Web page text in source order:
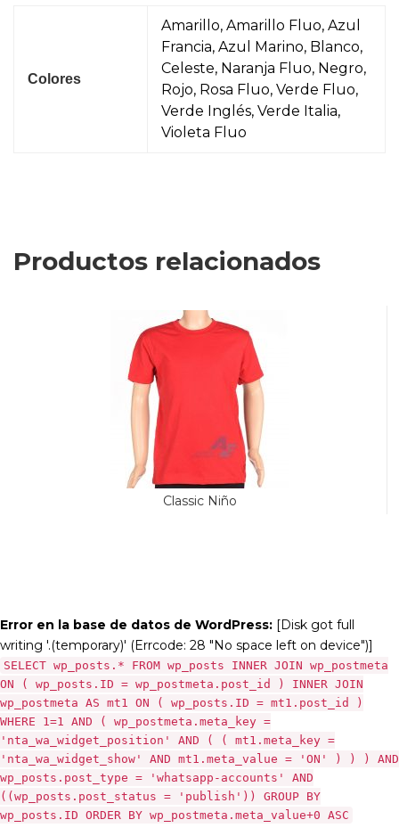
Colores
Amarillo, Amarillo Fluo, Azul
Francia, Azul Marino, Blanco,
Celeste, Naranja Fluo, Negro,
Rojo, Rosa Fluo, Verde Fluo,
Verde Inglés, Verde Italia,
Violeta Fluo
Productos relacionados
Classic Niño
Error en la base de datos de WordPress: [Disk got full
writing '.(temporary)' (Errcode: 28 "No space left on device")]
SELECT wp_posts.* FROM wp_posts INNER JOIN wp_postmeta
ON ( wp_posts.ID = wp_postmeta.post_id ) INNER JOIN
wp_postmeta AS mt1 ON ( wp_posts.ID = mt1.post_id )
WHERE 1=1 AND ( wp_postmeta.meta_key =
'nta_wa_widget_position' AND ( ( mt1.meta_key =
'nta_wa_widget_show' AND mt1.meta_value = 'ON' ) ) ) AND
wp_posts.post_type = 'whatsapp-accounts' AND
((wp_posts.post_status = 'publish')) GROUP BY
wp_posts.ID ORDER BY wp_postmeta.meta_value+0 ASC